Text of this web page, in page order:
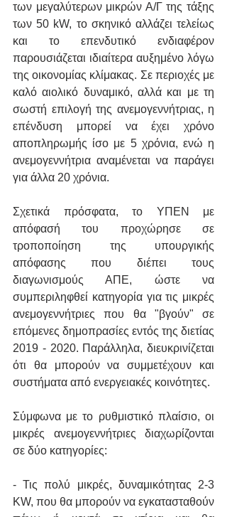
των μεγαλύτερων μικρών Α/Γ της τάξης
των 50 kW, το σκηνικό αλλάζει τελείως
και το επενδυτικό ενδιαφέρον
παρουσιάζεται ιδιαίτερα αυξημένο λόγω
της οικονομίας κλίμακας. Σε περιοχές με
καλό αιολικό δυναμικό, αλλά και με τη
σωστή επιλογή της ανεμογεννήτριας, η
επένδυση μπορεί να έχει χρόνο
αποπληρωμής ίσο με 5 χρόνια, ενώ η
ανεμογεννήτρια αναμένεται να παράγει
για άλλα 20 χρόνια.
Σχετικά πρόσφατα, το ΥΠΕΝ με
απόφασή του προχώρησε σε
τροποποίηση της υπουργικής
απόφασης που διέπει τους
διαγωνισμούς ΑΠΕ, ώστε να
συμπεριληφθεί κατηγορία για τις μικρές
ανεμογεννήτριες που θα "βγούν" σε
επόμενες δημοπρασίες εντός της διετίας
2019 - 2020. Παράλληλα, διευκρινίζεται
ότι θα μπορούν να συμμετέχουν και
συστήματα από ενεργειακές κοινότητες.
Σύμφωνα με το ρυθμιστικό πλαίσιο, οι
μικρές ανεμογεννήτριες διαχωρίζονται
σε δύο κατηγορίες:
- Τις πολύ μικρές, δυναμικότητας 2-3
KW, που θα μπορούν να εγκατασταθούν